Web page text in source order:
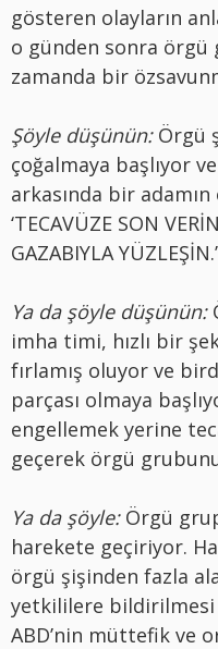
gösteren olayların
o günden sonra örgü
zamanda bir
Şöyle düşünün:Örgü
çoğalmaya başlıyor
arkasında bir adamın
‘TECAVÜZE SON
GAZABIYLA
Ya da şöyle düşünün:
imha timi, hızlı bir
fırlamış oluyor ve
parçası olmaya
engellemek yerine
geçerek örgü
Ya da şöyle:Örgü
harekete geçiriyor.
örgü şişinden fazla
yetkililere
ABD’nin müttefik ve